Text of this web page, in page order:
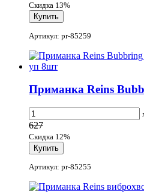
Скидка 13%
Артикул: pr-85259
Приманка Reins
627
Скидка 12%
Артикул: pr-85255